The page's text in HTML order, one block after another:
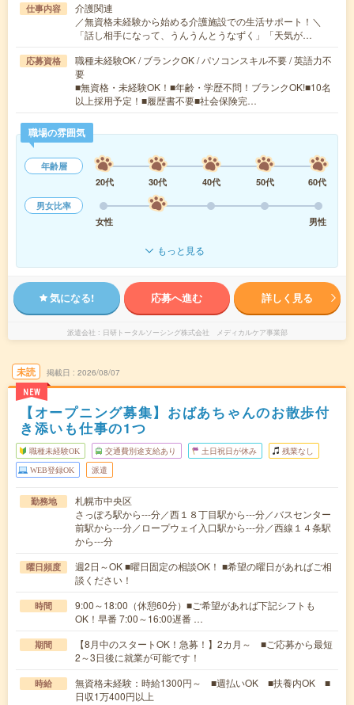
仕事内容
介護関連
／無資格未経験から始める介護施設での生活サポート！＼
「話し相手になって、うんうんとうなずく」「天気が…
応募資格
職種未経験OK / ブランクOK / パソコンスキル不要 / 英語力不
要
■無資格・未経験OK！■年齢・学歴不問！ブランクOK!■10名
以上採用予定！■履歴書不要■社会保険完…
職場の雰囲気
年齢層
20代
30代 40代 50代
60代
男女比率
女性
男性
もっと見る
気になる! 応募へ進む 詳しく見る
派遣会社 日研トータルソーシング株式会社 メディカルケア事業部
未読
NEW
掲載日 2026/08/07
【オープニング募集】おばあちゃんのお散歩付
き添いも仕事の1つ
職種未経験OK 交通費別途支給あり 土日祝日が休み 残業なし
WEB登録OK 派遣
勤務地
札幌市中央区
さっぽろ駅から---分／西１８丁目駅から---分／バスセンター
前駅から---分／ロープウェイ入口駅から---分／西線１４条駅
から---分
曜日頻度
週2日～OK ■曜日固定の相談OK！ ■希望の曜日があればご相
談ください！
時間
9:00～18:00（休憩60分）■ご希望があれば下記シフトも
OK！早番 7:00～16:00遅番 …
期間
【8月中のスタートOK！急募！】2カ月～ ■ご応募から最短
2～3日後に就業が可能です！
時給
無資格未経験：時給1300円～ ■週払いOK ■扶養内OK ■
日収1万400円以上